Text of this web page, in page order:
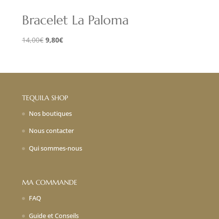
Bracelet La Paloma
14,00€ Le
était :
9,80€Le
est :
TEQUILA SHOP
Nos boutiques
Nous contacter
Qui sommes-nous
MA COMMANDE
FAQ
Guide et Conseils